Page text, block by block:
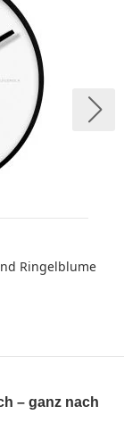
Ringelblume
– ganz nach